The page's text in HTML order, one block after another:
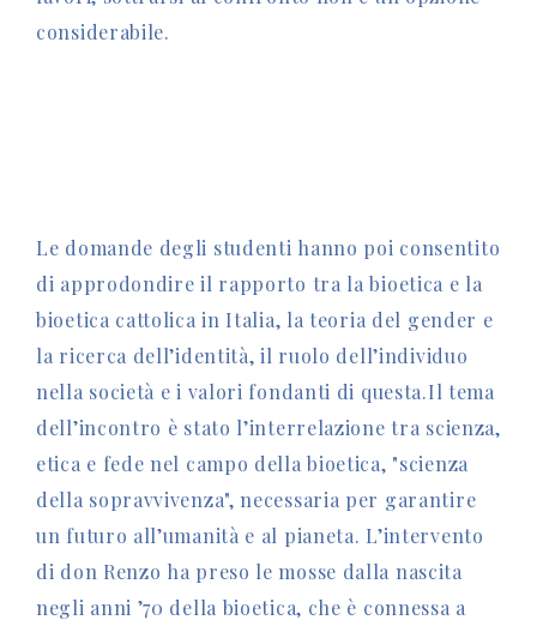
considerabile.
Le domande degli studenti hanno poi consentito
di approdondire il rapporto tra la bioetica e la
bioetica cattolica in Italia, la teoria del gender e
la ricerca dell’identità, il ruolo dell’individuo
nella società e i valori fondanti di questa.Il tema
dell’incontro è stato l’interrelazione tra scienza,
etica e fede nel campo della bioetica, "scienza
della sopravvivenza", necessaria per garantire
un futuro all’umanità e al pianeta. L’intervento
di don Renzo ha preso le mosse dalla nascita
negli anni ’70 della bioetica, che è connessa a